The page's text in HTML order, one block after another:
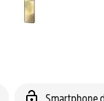
Smartphone